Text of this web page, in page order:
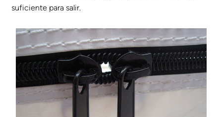
suficiente para salir.